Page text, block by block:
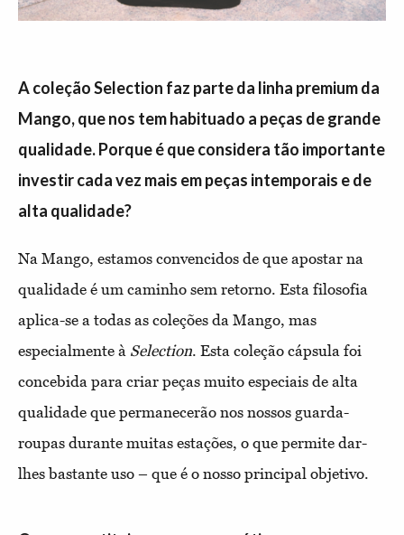
A coleção Selection faz parte da linha premium da
Mango, que nos tem habituado a peças de grande
qualidade. Porque é que considera tão importante
investir cada vez mais em peças intemporais e de
alta qualidade?
Na Mango, estamos convencidos de que apostar na
qualidade é um caminho sem retorno. Esta filosofia
aplica-se a todas as coleções da Mango, mas
especialmente à Selection. Esta coleção cápsula foi
concebida para criar peças muito especiais de alta
qualidade que permanecerão nos nossos guarda-
roupas durante muitas estações, o que permite dar-
lhes bastante uso – que é o nosso principal objetivo.